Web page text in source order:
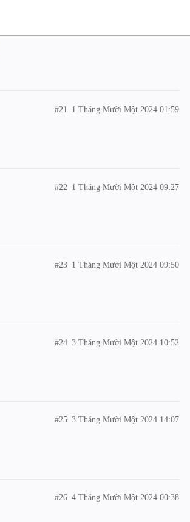
1 Tháng Mười Một 2024 01:59
#21
1 Tháng Mười Một 2024 09:27
#22
1 Tháng Mười Một 2024 09:50
#23
3 Tháng Mười Một 2024 10:52
#24
3 Tháng Mười Một 2024 14:07
#25
4 Tháng Mười Một 2024 00:38
#26